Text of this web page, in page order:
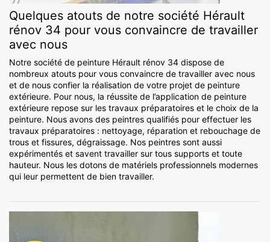
Quelques atouts de notre société Hérault
rénov 34 pour vous convaincre de travailler
avec nous
Notre société de peinture Hérault rénov 34 dispose de
nombreux atouts pour vous convaincre de travailler avec nous
et de nous confier la réalisation de votre projet de peinture
extérieure. Pour nous, la réussite de l’application de peinture
extérieure repose sur les travaux préparatoires et le choix de la
peinture. Nous avons des peintres qualifiés pour effectuer les
travaux préparatoires : nettoyage, réparation et rebouchage de
trous et fissures, dégraissage. Nos peintres sont aussi
expérimentés et savent travailler sur tous supports et toute
hauteur. Nous les dotons de matériels professionnels modernes
qui leur permettent de bien travailler.